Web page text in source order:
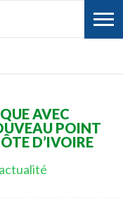
AVEC
POINT
D’IVOIRE